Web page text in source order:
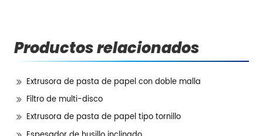
Productos relacionados
Extrusora de pasta de papel con doble malla
Filtro de multi-disco
Extrusora de pasta de papel tipo tornillo